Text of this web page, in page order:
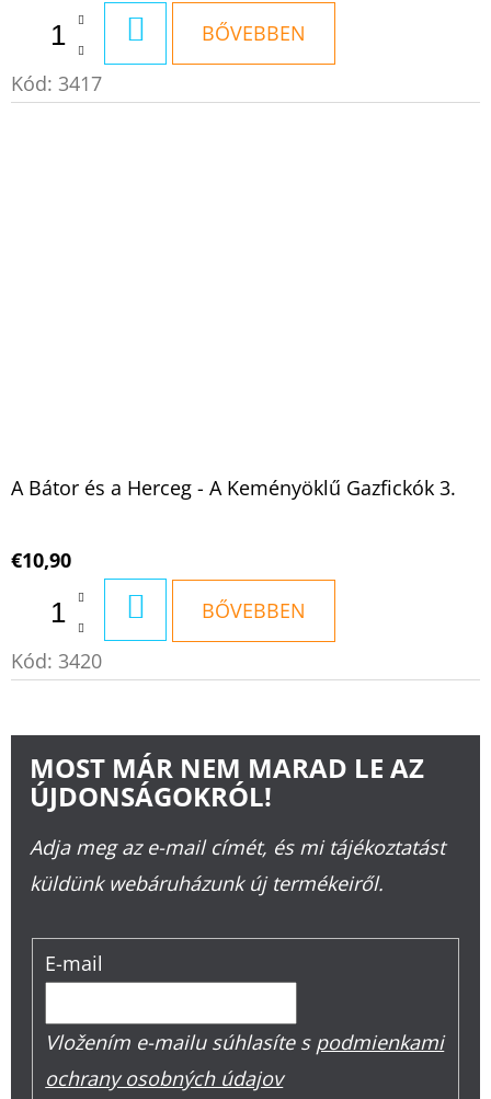
KOSÁRBABŐVEBBEN
Kód: 3417
A Bátor és a Herceg - A Keményöklű Gazfickók 3.
€10,90
KOSÁRBABŐVEBBEN
Kód: 3420
MOST MÁR NEM MARAD LE AZ
ÚJDONSÁGOKRÓL!
Adja meg az e-mail címét, és mi tájékoztatást
küldünk webáruházunk új termékeiről.
E-mail
Vložením e-mailu súhlasíte s podmienkami
ochrany osobných údajov